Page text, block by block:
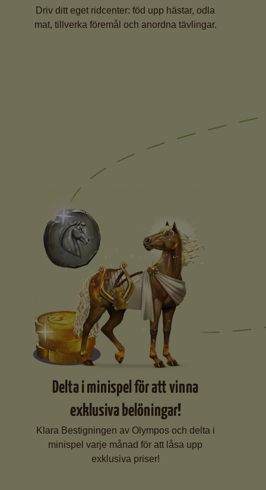
Driv ditt eget ridcenter: föd upp hästar, odla
mat, tillverka föremål och anordna tävlingar.
Delta i minispel för att vinna
exklusiva belöningar!
Klara Bestigningen av Olympos och delta i
minispel varje månad för att låsa upp
exklusiva priser!